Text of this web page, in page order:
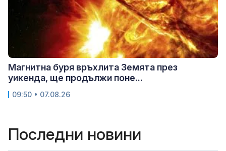
Магнитна буря връхлита Земята през
уикенда, ще продължи поне...
09:50 • 07.08.26
Последни новини